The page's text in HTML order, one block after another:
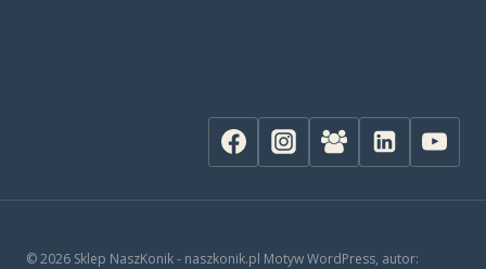
© 2026 Sklep NaszKonik - naszkonik.pl Motyw WordPress, autor: